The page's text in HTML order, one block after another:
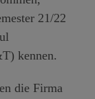
21/22
kennen.
die Firma